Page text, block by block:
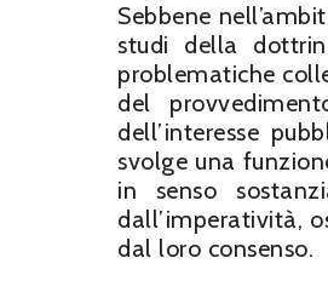
Sebbene
studi della
problematiche
del
dell’interesse
svolge una
in senso
dall’imperatività,
dal loro consenso.